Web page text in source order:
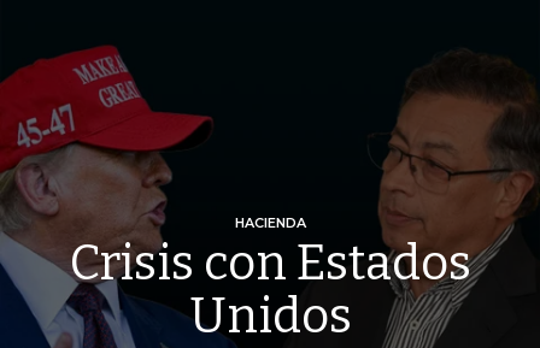
HACIENDA
Crisis con Estados
Unidos